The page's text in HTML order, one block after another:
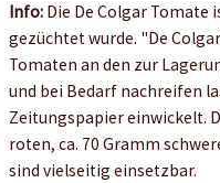
Info: Die De Colgar Tomate
gezüchtet wurde. "De
Tomaten an den zur
und bei Bedarf nachreifen
Zeitungspapier einwickelt.
roten, ca. 70 Gramm
sind vielseitig einsetzbar.